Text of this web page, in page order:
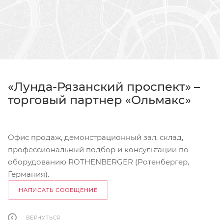
«Лунда-Рязанский проспект» –
торговый партнер «Ольмакс»
Офис продаж, демонстрационный зал, склад,
профессиональный подбор и консультации по
оборудованию ROTHENBERGER (Ротенбергер,
Германия).
НАПИСАТЬ СООБЩЕНИЕ
ВЕРНУТЬСЯ